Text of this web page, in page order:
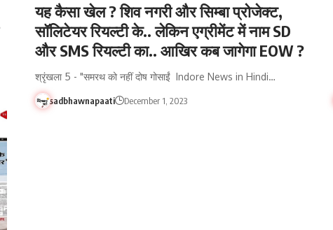
यह कैसा खेल ? शिव नगरी और सिम्बा प्रोजेक्ट,
सॉलिटेयर रियल्टी के.. लेकिन एग्रीमेंट में नाम SD
और SMS रियल्टी का.. आखिर कब जागेगा EOW ?
श्रृंखला 5 - "समरथ को नहीं दोष गोसाईं Indore News in Hindi…
sadbhawnapaati December 1, 2023